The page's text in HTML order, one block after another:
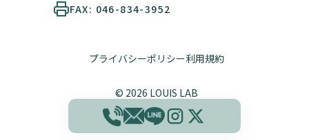
FAX: 046-834-3952
© 2026 LOUIS LAB
プライバシーポリシー利用規約